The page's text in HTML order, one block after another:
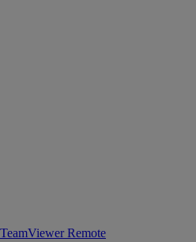
Remote